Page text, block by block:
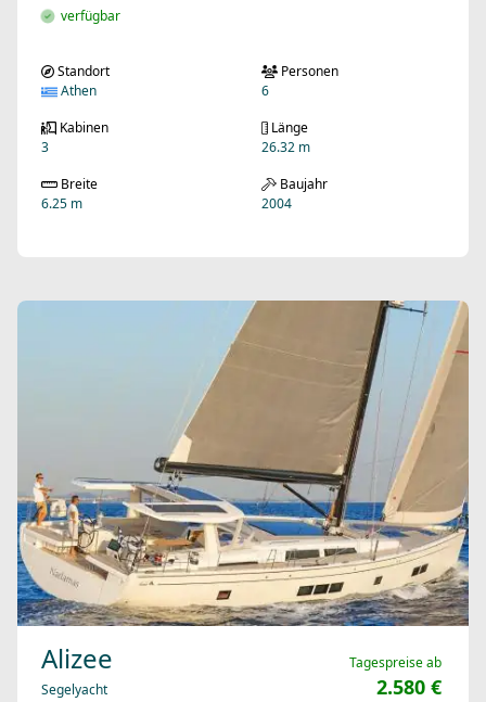
verfügbar
Standort
Athen
Personen
6
Kabinen
3
Länge
26.32 m
Breite
6.25 m
Baujahr
2004
Alizee
Segelyacht
Tagespreise ab
2.580 €